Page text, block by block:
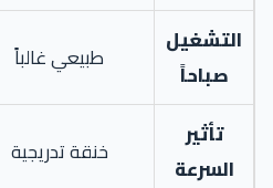
التشغيل
صباحاً
طبيعي غالباً
تأثير
السرعة
خنقة تدريجية